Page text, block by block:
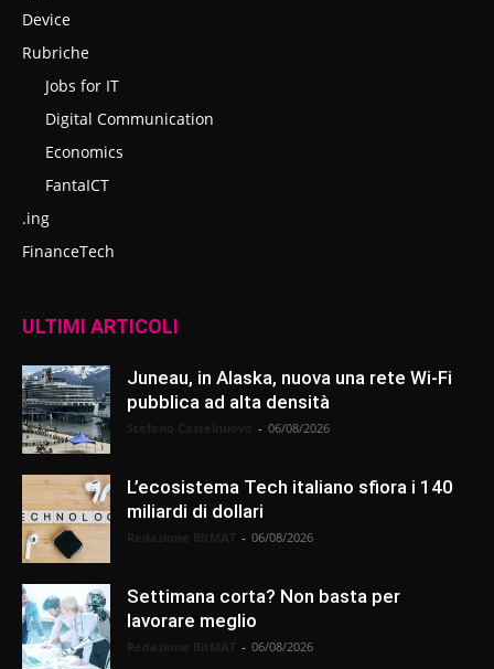
Device
Rubriche
Jobs for IT
Digital Communication
Economics
FantaICT
.ing
FinanceTech
ULTIMI ARTICOLI
Juneau, in Alaska, nuova una rete Wi-Fi
pubblica ad alta densità
- 06/08/2026
L’ecosistema Tech italiano sfiora i 140
miliardi di dollari
- 06/08/2026
Settimana corta? Non basta per
lavorare meglio
- 06/08/2026